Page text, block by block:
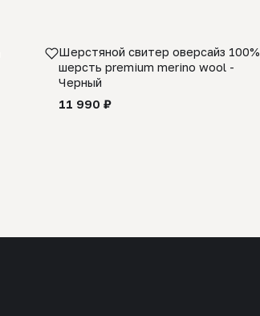
Шерстяной свитер оверсайз 100%
шерсть premium merino wool -
Черный
11 990 ₽